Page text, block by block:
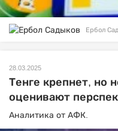
Ербол
28.03.2025
Тенге крепнет, но
оценивают
Аналитика от АФК.